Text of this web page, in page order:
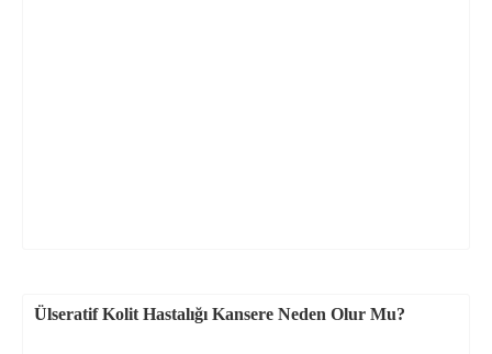
Ülseratif Kolit Hastalığı Kansere Neden Olur Mu?